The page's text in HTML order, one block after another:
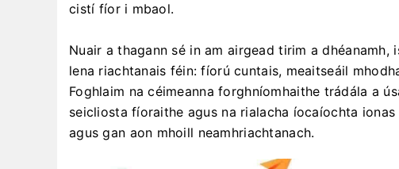
cistí fíor i mbaol.
Nuair a thagann sé in am airgead tirim a
lena riachtanais féin: fíorú cuntais, meaitseáil
Foghlaim na céimeanna forghníomhaithe trádála a
seicliosta fíoraithe agus na rialacha íocaíochta
agus gan aon mhoill neamhriachtanach.